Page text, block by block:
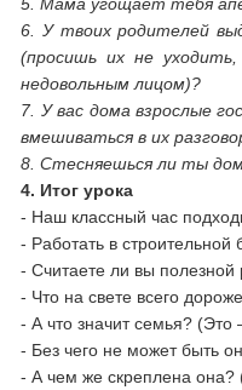
6. У твоих родителей
(просишь их не уходить,
недовольным лицом)?
7. У вас дома взрослые
вмешиваться в их
8. Стесняешься ли ты
4. Итог урока
- Наш классный час
- Работать в строительной
- Считаете ли вы
- Что на свете всего
- А что значит семья? (Это
- Без чего не может быть
- А чем же скреплена